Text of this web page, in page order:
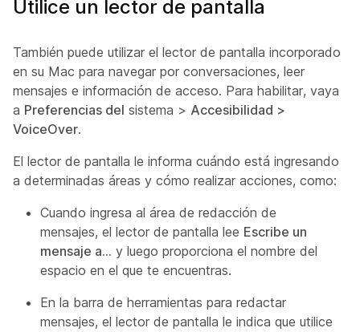
Utilice un lector de pantalla
También puede utilizar el lector de pantalla incorporado
en su Mac para navegar por conversaciones, leer
mensajes e información de acceso. Para habilitar, vaya
a Preferencias del sistema > Accesibilidad >
VoiceOver.
El lector de pantalla le informa cuándo está ingresando
a determinadas áreas y cómo realizar acciones, como:
Cuando ingresa al área de redacción de
mensajes, el lector de pantalla lee Escribe un
mensaje a… y luego proporciona el nombre del
espacio en el que te encuentras.
En la barra de herramientas para redactar
mensajes, el lector de pantalla le indica que utilice